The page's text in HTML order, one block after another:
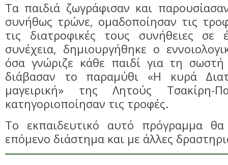
Τα παιδιά ζωγράφισαν και
συνήθως τρώνε, ομαδοποίησαν τις
τις διατροφικές τους συνήθειες σε
συνέχεια, δημιουργήθηκε ο
όσα γνώριζε κάθε παιδί για τη
διάβασαν το παραμύθι «Η κυρά
μαγειρική» της Λητούς Τσακίρη-
κατηγοριοποίησαν τις τροφές.
Το εκπαιδευτικό αυτό πρόγραμμα θα
επόμενο διάστημα και με άλλες